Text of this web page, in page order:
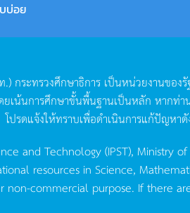
บ่อย
.) กระทรวงศึกษาธิการ เป็นหน่วยงานของรั
ยเน้นการศึกษาขั้นพื้นฐานเป็นหลัก หากท่า
โปรดแจ้งให้ทราบเพื่อดำเนินการแก้ปัญหาดั
and Technology (IPST), Ministry
resources in Science,
non-commercial purpose. If there